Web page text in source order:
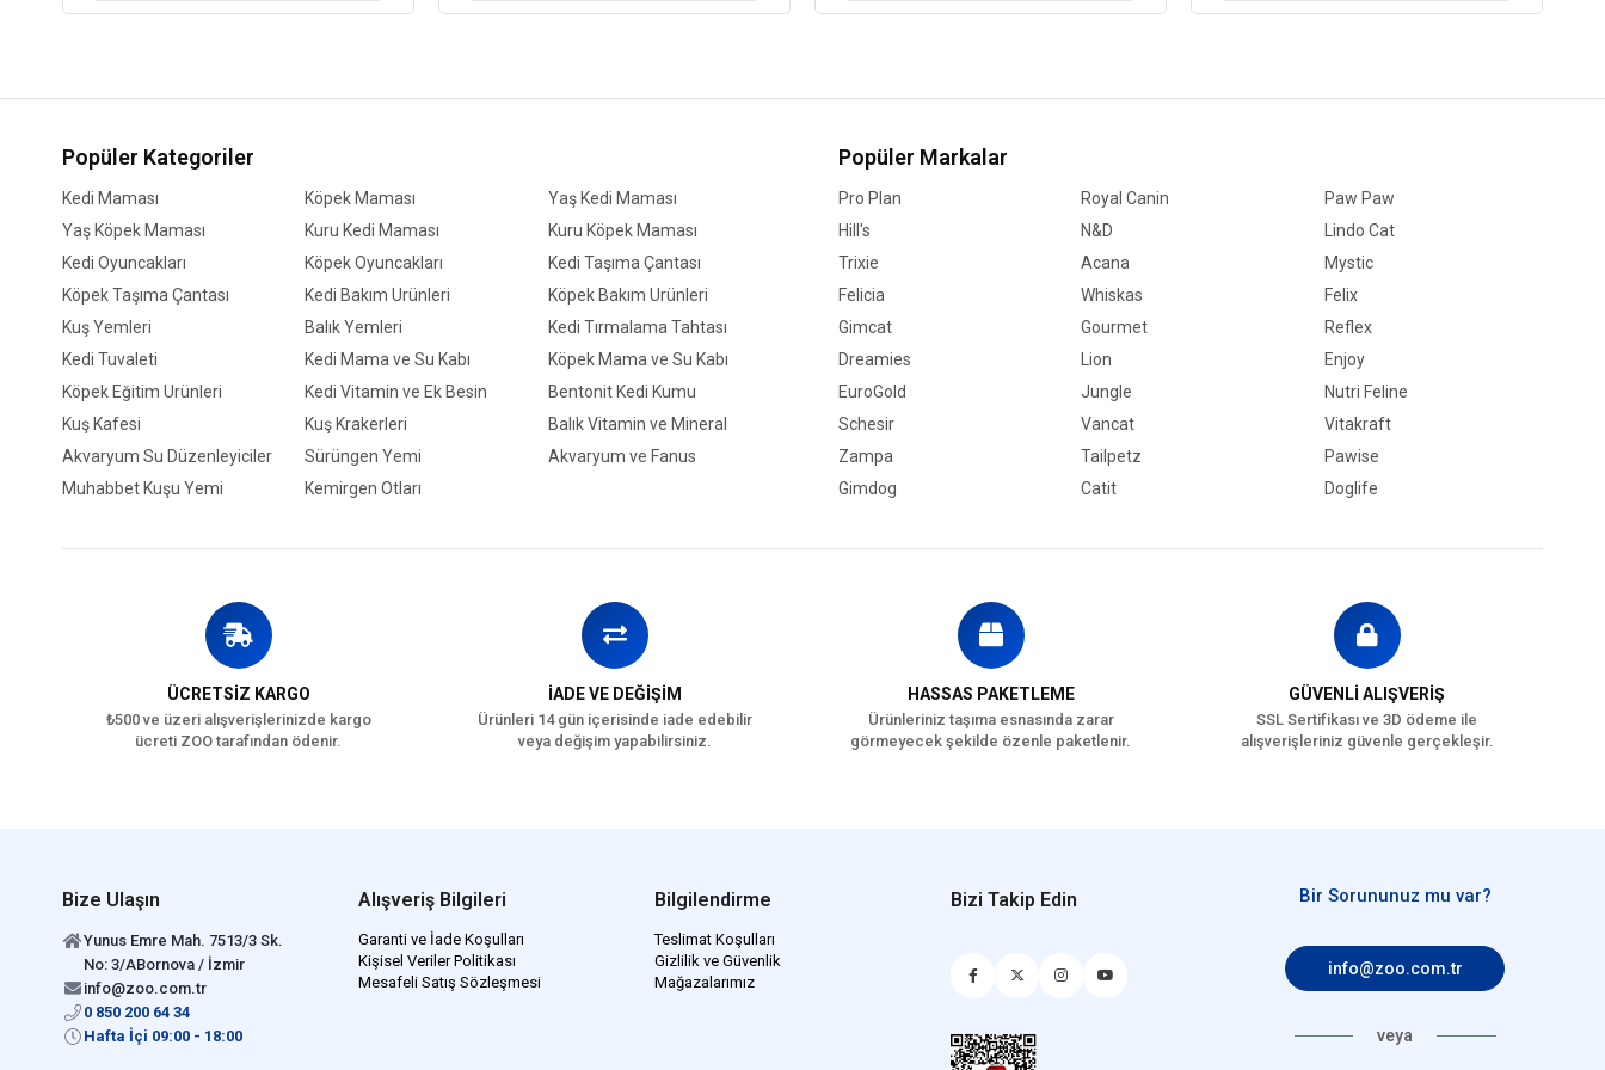
Boyutu
Popüler Kategoriler
Kedi Maması Köpek Maması
Yaş Kedi Maması
Yaş Köpek Maması
Kuru Kedi Maması
Kuru Köpek Maması
Kedi Oyuncakları
Köpek Oyuncakları
Kedi Taşıma Çantası
Köpek Taşıma Çantası
Kedi Bakım Ürünleri
Köpek Bakım Ürünleri
Kuş Yemleri
Balık Yemleri
Kedi Tırmalama Tahtası
Kedi Tuvaleti
Kedi Mama ve Su Kabı
Köpek Mama ve Su Kabı
Köpek Eğitim Ürünleri
Kedi Vitamin ve Ek Besin
Bentonit Kedi Kumu
Kuş Kafesi
Kuş Krakerleri
Balık Vitamin ve Mineral
Akvaryum Su Düzenleyiciler
Sürüngen Yemi
Akvaryum ve Fanus
Muhabbet Kuşu Yemi
Kemirgen Otları
Popüler Markalar
Pro Plan Royal Canin
Paw Paw
Hill's
N&D
Lindo Cat
Trixie
Acana
Mystic
Felicia
Whiskas
Felix
Gimcat
Gourmet
Reflex
Dreamies
Lion
Enjoy
EuroGold
Jungle
Nutri Feline
Schesir
Vancat
Vitakraft
Zampa
Tailpetz
Pawise
Gimdog
Catit Doglife
ÜCRETSİZ KARGO
₺500 ve üzeri alışverişlerinizde kargo
ücreti ZOO tarafından ödenir.
İADE VE DEĞİŞİM
Ürünleri 14 gün içerisinde iade edebilir
veya değişim yapabilirsiniz.
HASSAS PAKETLEME
Ürünleriniz taşıma esnasında zarar
görmeyecek şekilde özenle paketlenir.
GÜVENLİ ALIŞVERİŞ
SSL Sertifikası ve 3D ödeme ile
alışverişleriniz güvenle gerçekleşir.
Bize Ulaşın
Yunus Emre Mah. 7513/3 Sk.
No: 3/ABornova / İzmir
info@zoo.com.tr
0 850 200 64 34
Hafta İçi 09:00 - 18:00
Alışveriş Bilgileri
Garanti ve İade Koşulları
Kişisel Veriler Politikası
Mesafeli Satış Sözleşmesi
Bilgilendirme
Teslimat Koşulları
Gizlilik ve Güvenlik
Mağazalarımız
Bizi Takip Edin Bir Sorununuz mu var?
info@zoo.com.tr
veya